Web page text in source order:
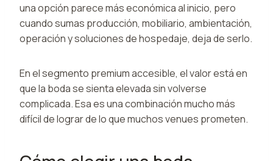
una opción parece más económica al inicio, pero
cuando sumas producción, mobiliario, ambientación,
operación y soluciones de hospedaje, deja de serlo.
En el segmento premium accesible, el valor está en
que la boda se sienta elevada sin volverse
complicada. Esa es una combinación mucho más
difícil de lograr de lo que muchos venues prometen.